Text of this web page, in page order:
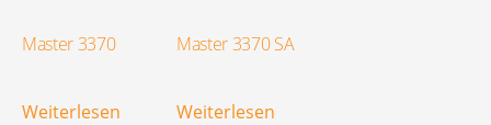
Master 3370
Weiterlesen
Master 3370 SA
Weiterlesen